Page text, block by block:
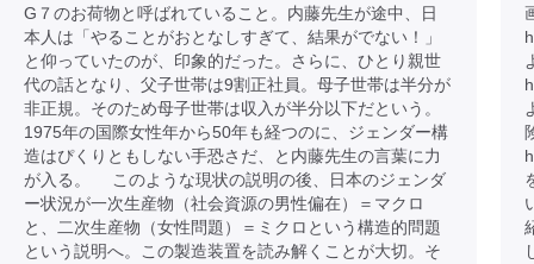
G７のお荷物と呼ばれていること。内藤先生が途中、日
本人は「やることがおとなしすぎて、結果がでない！」
と仰っていたのが、印象的だった。さらに、ひとり親世
代の話となり、父子世帯は9割正社員。母子世帯は半分が
非正規。そのため母子世帯は収入が半分以下だという。
1975年の国際女性年から50年も経つのに、ジェンダー構
造はぴくりともしない手恐さだ、と内藤先生の言葉に力
が入る。 このような現状の説明の後、日本のジェンダ
ー状況が一次生産物（社会資源の男性偏在）＝マクロ
と、二次生産物（女性問題）＝ミクロという構造的問題
という説明へ。この製造装置を読み解くことが大切。そ